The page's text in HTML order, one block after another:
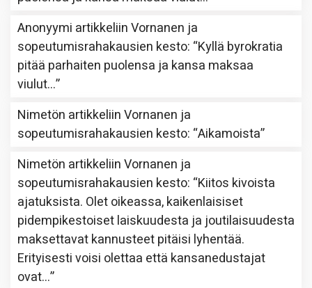
Anonyymi artikkeliinVornanen ja
sopeutumisrahakausien kesto: “Kyllä byrokratia
pitää parhaiten puolensa ja kansa maksaa
viulut…”
Nimetön artikkeliinVornanen ja
sopeutumisrahakausien kesto: “Aikamoista”
Nimetön artikkeliinVornanen ja
sopeutumisrahakausien kesto: “Kiitos kivoista
ajatuksista. Olet oikeassa, kaikenlaisiset
pidempikestoiset laiskuudesta ja joutilaisuudesta
maksettavat kannusteet pitäisi lyhentää.
Erityisesti voisi olettaa että kansanedustajat
ovat…”